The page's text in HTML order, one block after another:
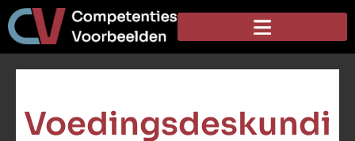
Voedingsdeskundi